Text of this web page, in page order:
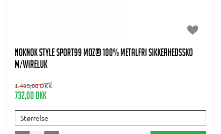
NOKNOK Style Sport99 MOZ® 100% metalfri Sikkerhedssko
m/wireluk
1.495,00 DKK
732,00 DKK
Størrelse